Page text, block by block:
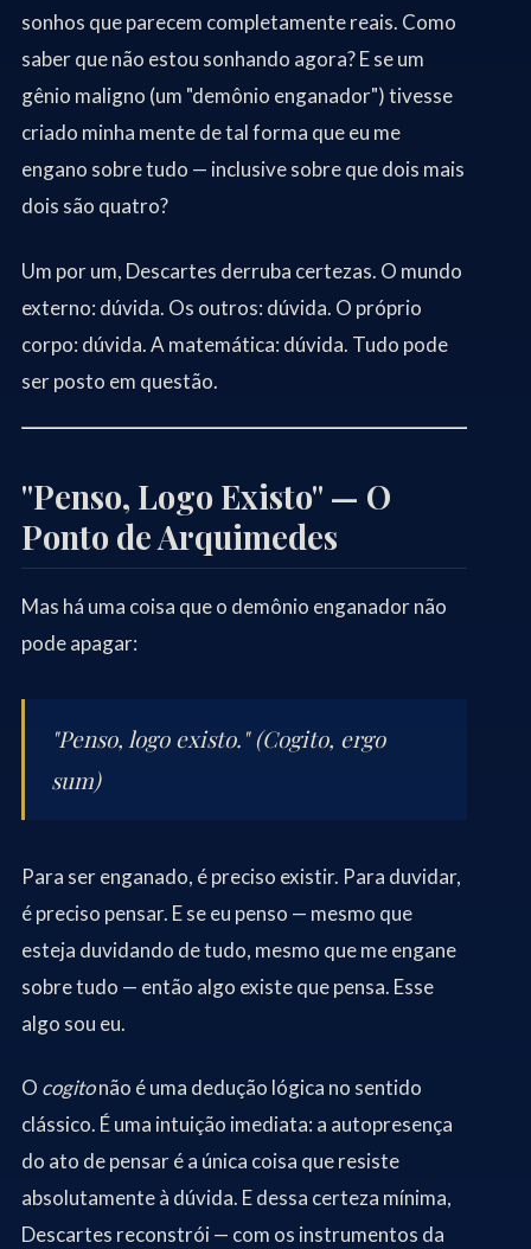
sonhos que parecem completamente reais. Como
saber que não estou sonhando agora? E se um
gênio maligno (um "demônio enganador") tivesse
criado minha mente de tal forma que eu me
engano sobre tudo — inclusive sobre que dois mais
dois são quatro?
Um por um, Descartes derruba certezas. O mundo
externo: dúvida. Os outros: dúvida. O próprio
corpo: dúvida. A matemática: dúvida. Tudo pode
ser posto em questão.
"Penso, Logo Existo" — O
Ponto de Arquimedes
Mas há uma coisa que o demônio enganador não
pode apagar:
"Penso, logo existo." (Cogito, ergo
sum)
Para ser enganado, é preciso existir. Para duvidar,
é preciso pensar. E se eu penso — mesmo que
esteja duvidando de tudo, mesmo que me engane
sobre tudo — então algo existe que pensa. Esse
algo sou eu.
O cogitonão é uma dedução lógica no sentido
clássico. É uma intuição imediata: a autopresença
do ato de pensar é a única coisa que resiste
absolutamente à dúvida. E dessa certeza mínima,
Descartes reconstrói — com os instrumentos da